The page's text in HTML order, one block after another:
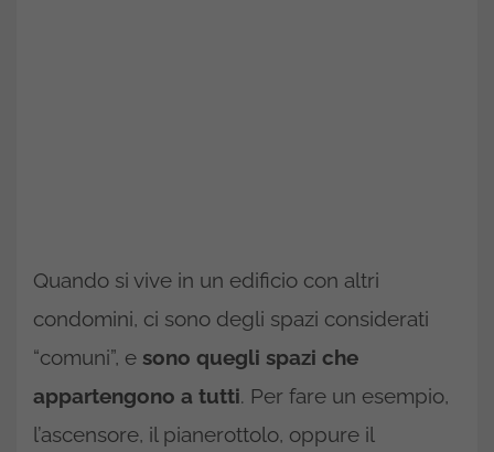
Quando si vive in un edificio con altri
condomini, ci sono degli spazi considerati
“comuni”, e sono quegli spazi che
appartengono a tutti. Per fare un esempio,
l’ascensore, il pianerottolo, oppure il